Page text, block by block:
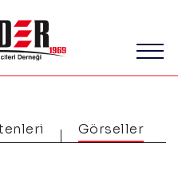
Görseller